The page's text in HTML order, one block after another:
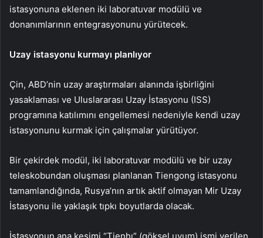
istasyonuna eklenen iki laboratuvar modülü ve
donanımlarının entegrasyonunu yürütecek.
Uzay istasyonu kurmayı planlıyor
Çin, ABD’nin uzay araştırmaları alanında işbirliğini
yasaklaması ve Uluslararası Uzay İstasyonu (ISS)
programına katılımını engellemesi nedeniyle kendi uzay
istasyonunu kurmak için çalışmalar yürütüyor.
Bir çekirdek modül, iki laboratuvar modülü ve bir uzay
teleskobundan oluşması planlanan Tiengong istasyonu
tamamlandığında, Rusya’nın artık aktif olmayan Mir Uzay
İstasyonu ile yaklaşık tıpkı boyutlarda olacak.
İstasyonun ana kesimi “Tienhı” (göksel uyum) ismi verilen